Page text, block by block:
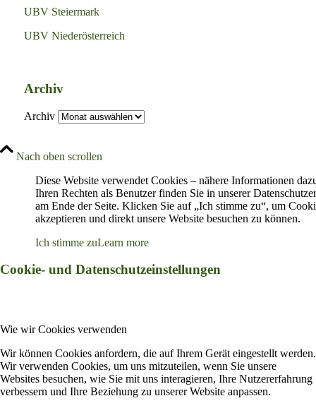
UBV Steiermark
UBV Niederösterreich
Archiv
Archiv
Nach oben scrollen
Diese Website verwendet Cookies – nähere Informationen
Ihren Rechten als Benutzer finden Sie in unserer
am Ende der Seite. Klicken Sie auf „Ich stimme zu“, um
akzeptieren und direkt unsere Website besuchen zu können.
Ich stimme zuLearn more
Cookie- und Datenschutzeinstellungen
Wie wir Cookies verwenden
Wir können Cookies anfordern, die auf Ihrem Gerät eingestellt werden.
Wir verwenden Cookies, um uns mitzuteilen, wenn Sie unsere
Websites besuchen, wie Sie mit uns interagieren, Ihre Nutzererfahrung
verbessern und Ihre Beziehung zu unserer Website anpassen.